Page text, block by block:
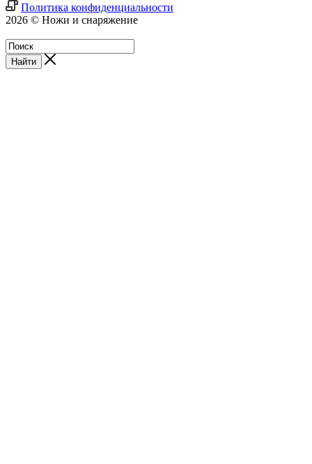
Политика конфиденциальности
2026 © Ножи и снаряжение
Найти